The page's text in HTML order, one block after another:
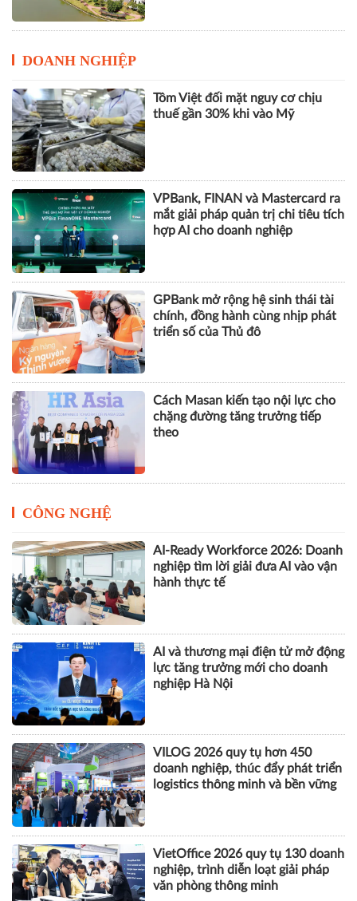
DOANH NGHIỆP
Tôm Việt đối mặt nguy cơ chịu
thuế gần 30% khi vào Mỹ
VPBank, FINAN và Mastercard ra
mắt giải pháp quản trị chi tiêu tích
hợp AI cho doanh nghiệp
GPBank mở rộng hệ sinh thái tài
chính, đồng hành cùng nhịp phát
triển số của Thủ đô
Cách Masan kiến tạo nội lực cho
chặng đường tăng trưởng tiếp
theo
CÔNG NGHỆ
AI-Ready Workforce 2026: Doanh
nghiệp tìm lời giải đưa AI vào vận
hành thực tế
AI và thương mại điện tử mở động
lực tăng trưởng mới cho doanh
nghiệp Hà Nội
VILOG 2026 quy tụ hơn 450
doanh nghiệp, thúc đẩy phát triển
logistics thông minh và bền vững
VietOffice 2026 quy tụ 130 doanh
nghiệp, trình diễn loạt giải pháp
văn phòng thông minh